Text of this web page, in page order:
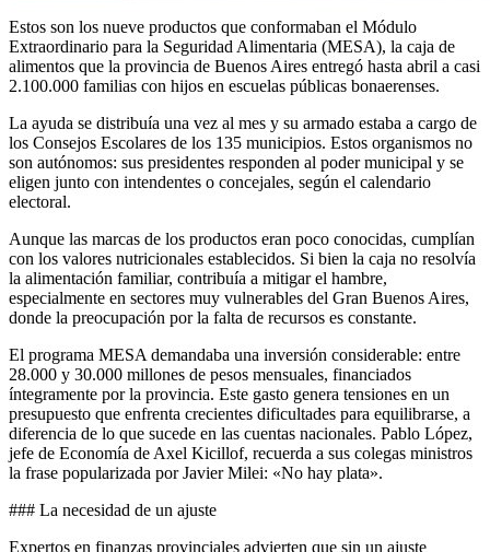
Estos son los nueve productos que conformaban el Módulo
Extraordinario para la Seguridad Alimentaria (MESA), la caja de
alimentos que la provincia de Buenos Aires entregó hasta abril a casi
2.100.000 familias con hijos en escuelas públicas bonaerenses.
La ayuda se distribuía una vez al mes y su armado estaba a cargo de
los Consejos Escolares de los 135 municipios. Estos organismos no
son autónomos: sus presidentes responden al poder municipal y se
eligen junto con intendentes o concejales, según el calendario
electoral.
Aunque las marcas de los productos eran poco conocidas, cumplían
con los valores nutricionales establecidos. Si bien la caja no resolvía
la alimentación familiar, contribuía a mitigar el hambre,
especialmente en sectores muy vulnerables del Gran Buenos Aires,
donde la preocupación por la falta de recursos es constante.
El programa MESA demandaba una inversión considerable: entre
28.000 y 30.000 millones de pesos mensuales, financiados
íntegramente por la provincia. Este gasto genera tensiones en un
presupuesto que enfrenta crecientes dificultades para equilibrarse, a
diferencia de lo que sucede en las cuentas nacionales. Pablo López,
jefe de Economía de Axel Kicillof, recuerda a sus colegas ministros
la frase popularizada por Javier Milei: «No hay plata».
### La necesidad de un ajuste
Expertos en finanzas provinciales advierten que sin un ajuste